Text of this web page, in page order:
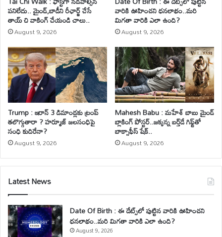
పనిలేదు.. మైండ్‌,బాడీని రీఛార్జ్ చేసే
తాయ్ చి వాకింగ్‌ చేయండి చాలు..
August 9, 2026
వారికి ఊహించని ధనలాభం..మరి
మిగతా వారికి ఎలా ఉంది?
August 9, 2026
Trump : ఇరాన్ 3 డిమాండ్లకు ట్రంప్
తలొగ్గుతారా ? హర్మూజ్ జలసంధిపై
సంధి కుదిరేనా?
August 9, 2026
Mahesh Babu : మహేశ్‌ బాబు మైండ్
బ్లాకింగ్ పోస్టర్..జక్కన్న బర్త్‌డే గిఫ్ట్‌తో
బాక్సాఫీస్ షేక్..
August 9, 2026
Latest News
Date Of Birth : ఈ డేట్స్‌లో పుట్టిన వారికి ఊహించని
ధనలాభం..మరి మిగతా వారికి ఎలా ఉంది?
August 9, 2026